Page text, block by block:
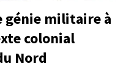
génie militaire à
colonial
Nord